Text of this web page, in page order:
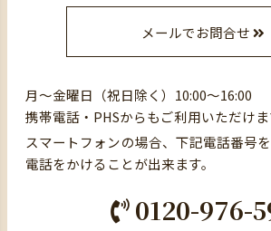
メールでお問合せ
月～金曜日（祝日除く）10:00～16:00
携帯電話・PHSからもご利用いただけま
スマートフォンの場合、下記電話番号
電話をかけることが出来ます。
0120-976-